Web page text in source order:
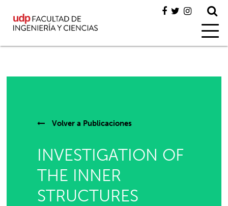
Volver a Publicaciones
INVESTIGATION OF
THE INNER
STRUCTURES